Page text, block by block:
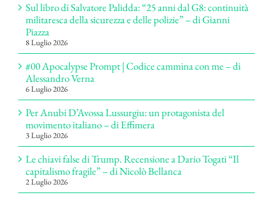
Sul libro di Salvatore Palidda: “25 anni dal G8: continuità
militaresca della sicurezza e delle polizie” – di Gianni
Piazza
8 Luglio 2026
#00 Apocalypse Prompt | Codice cammina con me – di
Alessandro Verna
6 Luglio 2026
Per Anubi D’Avossa Lussurgiu: un protagonista del
movimento italiano – di Effimera
3 Luglio 2026
Le chiavi false di Trump. Recensione a Dario Togati “Il
capitalismo fragile” – di Nicolò Bellanca
2 Luglio 2026